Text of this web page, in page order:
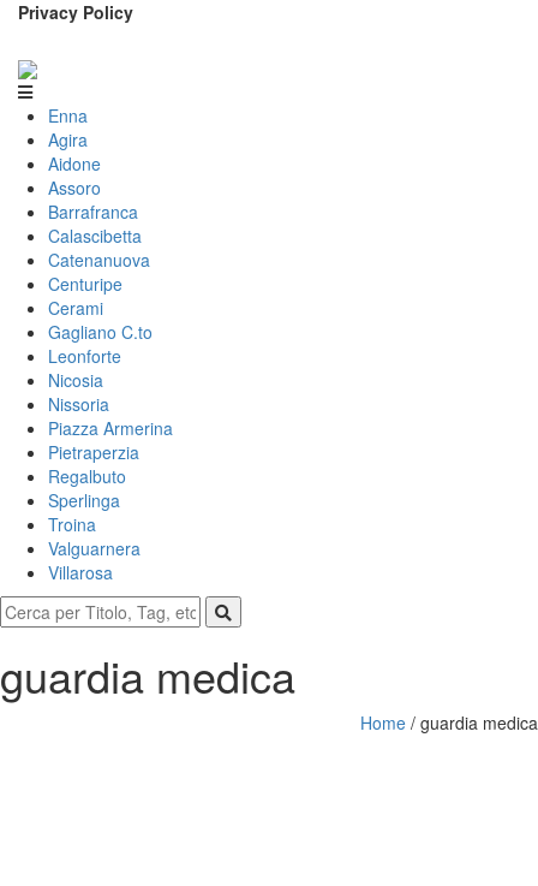
Privacy Policy
Enna
Agira
Aidone
Assoro
Barrafranca
Calascibetta
Catenanuova
Centuripe
Cerami
Gagliano C.to
Leonforte
Nicosia
Nissoria
Piazza Armerina
Pietraperzia
Regalbuto
Sperlinga
Troina
Valguarnera
Villarosa
guardia medica
Home / guardia medica